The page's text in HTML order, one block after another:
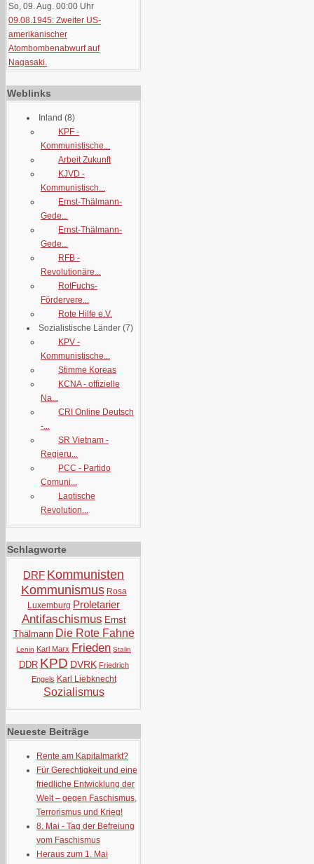
So, 09. Aug. 00:00 Uhr
09.08.1945: Zweiter US-
amerikanischer
Atombombenabwurf auf
Nagasaki.
Weblinks
Inland (8)
KPF -
Kommunistische...
Arbeit Zukunft
KJVD -
Kommunistisch...
Ernst-Thälmann-
Gede...
Ernst-Thälmann-
Gede...
RFB -
Revolutionäre...
RotFuchs-
Fördervere...
Rote Hilfe e.V.
Sozialistische Länder (7)
KPV -
Kommunistische...
Stimme Koreas
KCNA - offizielle
Na...
CRI Online Deutsch
-...
SR Vietnam -
Regieru...
PCC - Partido
Comuni...
Laotische
Revolution...
Schlagworte
DRF Kommunisten
Kommunismus Rosa
Luxemburg Proletarier
Antifaschismus Ernst
Thälmann Die Rote Fahne
Lenin Karl Marx Frieden Stalin
DDR KPD DVRK Friedrich
Engels Karl Liebknecht
Sozialismus
Neueste Beiträge
Rente am Kapitalmarkt?
Für Gerechtigkeit und eine
friedliche Entwicklung der
Welt – gegen Faschismus,
Terrorismus und Krieg!
8. Mai - Tag der Befreiung
vom Faschismus
Heraus zum 1. Mai